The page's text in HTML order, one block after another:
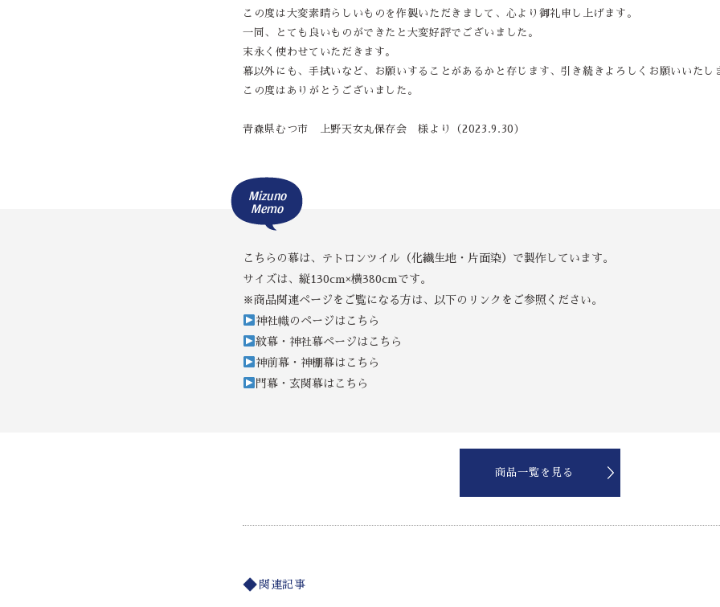
この度は大変素晴らしいものを作製いただきまして、心より御礼申し上げます。
一同、とても良いものができたと大変好評でございました。
末永く使わせていただきます。
幕以外にも、手拭いなど、お願いすることがあるかと存じます、引き続きよろしくお願いいたし
この度はありがとうございました。
青森県むつ市 上野天女丸保存会 様より（2023.9.30）
こちらの幕は、テトロンツイル（化繊生地・片面染）で製作しています。
サイズは、縦130cm×横380cmです。
※商品関連ページをご覧になる方は、以下のリンクをご参照ください。
神社幟のページはこちら
紋幕・神社幕ページはこちら
神前幕・神棚幕はこちら
門幕・玄関幕はこちら
Mizuno
Memo
商品一覧を見る
関連記事